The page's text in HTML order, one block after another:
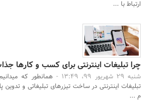
ارتباط با ...
چرا تبلیغات اینترنتی برای کسب و کارها
شنبه 29 شهریور 99، 13:49 -
همانطور که
تبلیغات اینترنتی در ساخت تیزرهای تبلیغاتی و تدوین
م ...